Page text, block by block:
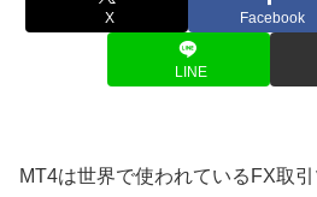
X Facebook
LINE
MT4は世界で使われている FX取引